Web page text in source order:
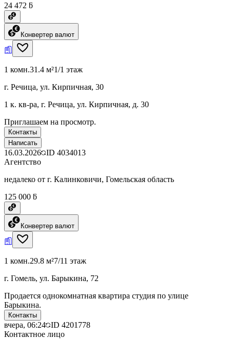
24 472 ƃ
Конвертер валют
1 комн.31.4 м²1/1 этаж
г. Речица, ул. Кирпичная, 30
1 к. кв-ра, г. Речица, ул. Кирпичная, д. 30
Приглашаем на просмотр.
Контакты
Написать
16.03.2026 ID 4034013
Агентство
недалеко от г. Калинковичи, Гомельская область
125 000 ƃ
Конвертер валют
1 комн.29.8 м²7/11 этаж
г. Гомель, ул. Барыкина, 72
Продается однокомнатная квартира студия по улице
Барыкина.
Контакты
вчера, 06:24 ID 4201778
Контактное лицо